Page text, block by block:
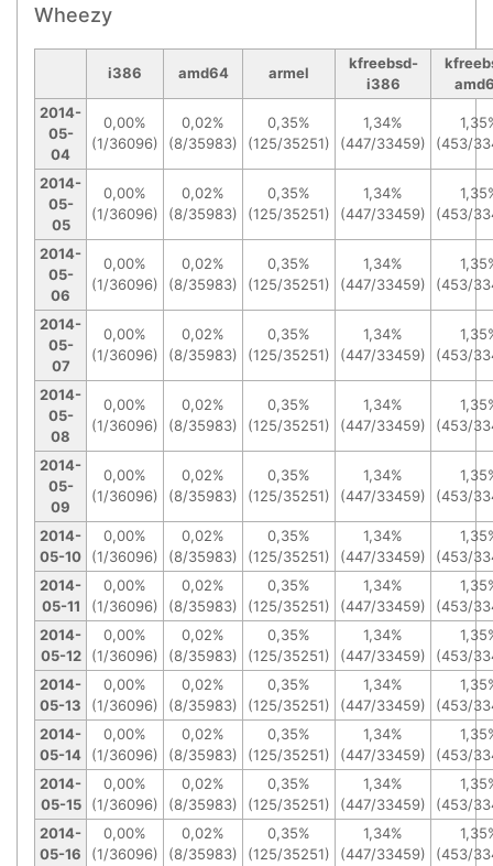
Wheezy
i386 amd64 armel
kfreebsd-
i386
2014-
05-
04
0,00%
(1/36096)
0,02%
(8/35983)
0,35%
(125/35251)
1,34%
(447/33459)
(453/
2014-
05-
05
0,00%
(1/36096)
0,02%
(8/35983)
0,35%
(125/35251)
1,34%
(447/33459)
(453/
2014-
05-
06
0,00%
(1/36096)
0,02%
(8/35983)
0,35%
(125/35251)
1,34%
(447/33459)
(453/
2014-
05-
07
0,00%
(1/36096)
0,02%
(8/35983)
0,35%
(125/35251)
1,34%
(447/33459)
(453/
2014-
05-
08
0,00%
(1/36096)
0,02%
(8/35983)
0,35%
(125/35251)
1,34%
(447/33459)
(453/
2014-
05-
09
0,00%
(1/36096)
0,02%
(8/35983)
0,35%
(125/35251)
1,34%
(447/33459)
(453/
2014-
05-10
0,00%
(1/36096)
0,02%
(8/35983)
0,35%
(125/35251)
1,34%
(447/33459)
(453/
2014-
05-11
0,00%
(1/36096)
0,02%
(8/35983)
0,35%
(125/35251)
1,34%
(447/33459)
(453/
2014-
05-12
0,00%
(1/36096)
0,02%
(8/35983)
0,35%
(125/35251)
1,34%
(447/33459)
(453/
2014-
05-13
0,00%
(1/36096)
0,02%
(8/35983)
0,35%
(125/35251)
1,34%
(447/33459)
(453/
2014-
05-14
0,00%
(1/36096)
0,02%
(8/35983)
0,35%
(125/35251)
1,34%
(447/33459)
(453/
2014-
05-15
0,00%
(1/36096)
0,02%
(8/35983)
0,35%
(125/35251)
1,34%
(447/33459)
(453/
2014-
05-16
0,00%
(1/36096)
0,02%
(8/35983)
0,35%
(125/35251)
1,34%
(447/33459)
(453/